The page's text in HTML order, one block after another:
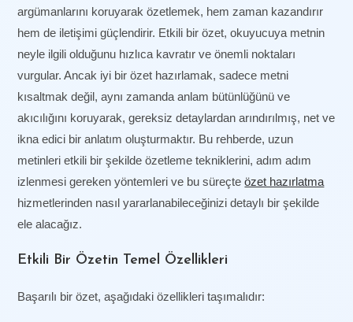
argümanlarını koruyarak özetlemek, hem zaman kazandırır
hem de iletişimi güçlendirir. Etkili bir özet, okuyucuya metnin
neyle ilgili olduğunu hızlıca kavratır ve önemli noktaları
vurgular. Ancak iyi bir özet hazırlamak, sadece metni
kısaltmak değil, aynı zamanda anlam bütünlüğünü ve
akıcılığını koruyarak, gereksiz detaylardan arındırılmış, net ve
ikna edici bir anlatım oluşturmaktır. Bu rehberde, uzun
metinleri etkili bir şekilde özetleme tekniklerini, adım adım
izlenmesi gereken yöntemleri ve bu süreçteözet hazırlatma
hizmetlerinden nasıl yararlanabileceğinizi detaylı bir şekilde
ele alacağız.
Etkili Bir Özetin Temel Özellikleri
Başarılı bir özet, aşağıdaki özellikleri taşımalıdır: